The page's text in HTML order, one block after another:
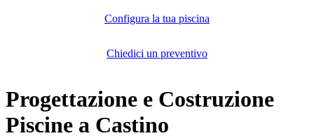
Configura la tua piscina
Chiedici un preventivo
Progettazione e Costruzione
Piscine a Castino